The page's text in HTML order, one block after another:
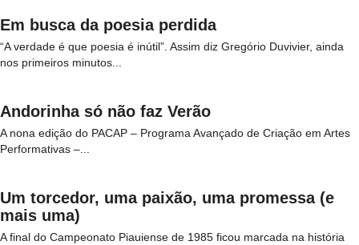
Em busca da poesia perdida
“A verdade é que poesia é inútil”. Assim diz Gregório Duvivier, ainda
nos primeiros minutos...
Andorinha só não faz Verão
A nona edição do PACAP – Programa Avançado de Criação em Artes
Performativas –...
Um torcedor, uma paixão, uma promessa (e
mais uma)
A final do Campeonato Piauiense de 1985 ficou marcada na história